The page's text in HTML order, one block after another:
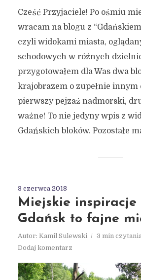
Cześć Przyjaciele! Po ośmiu
wracam na blogu z
czyli widokami miasta,
schodowych w różnych
przygotowałem dla Was dwa
krajobrazem o zupełnie
pierwszy pejzaż nadmorski,
ważne! To nie jedyny wpis z
Gdańskich bloków. Pozostałe
3 czerwca 2018
Miejskie inspiracje
Gdańsk to fajne
Autor: Kamil Sulewski
3 min czytania
Dodaj komentarz